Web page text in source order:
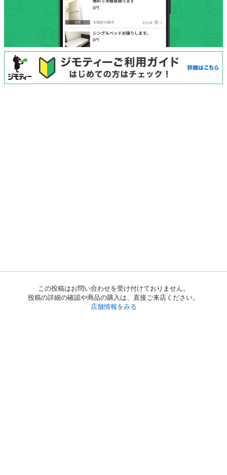
この投稿はお問い合わせを受け付けておりません。
投稿の詳細の確認や商品の購入は、直接ご来店ください。
店舗情報をみる